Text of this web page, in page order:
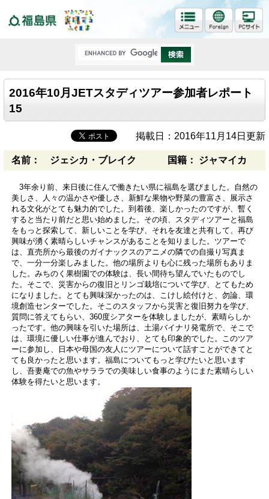
2016年10月JETスタディツアー参加者レポート
15
掲載日：2016年11月14日更新
名前： ジェシカ・ブレイク 国籍： ジャマイカ
3年余り前、来日後に住んで働きたい県に福島を選びました。自然の
美しさ、人々の温かさや優しさ、新鮮な果物や野菜の豊富さ、展示さ
れる文化がとても魅力的でした。到着後、楽しかったのですが、暫く
すると当たり前だと思い始めました。その頃、スタディツアーと福島
をもっと探索して、新しいことを学び、それを友達と共有して、再び
興味が湧く素晴らしいチャンスがあることを知りました。ツアーで
は、直売所から最後のガイナックスのアニメの隣での自撮り写真ま
で、一分一分楽しみました。他の場所よりも心に残った場所もありま
した。みちのく果樹園での体験は、長い間待ち望んでいたものでし
た。そこで、災害からの復旧とリンゴ栽培について学び、とてもため
になりました。とても興味深かったのは、こけし絵付けと、勿論、環
境創造センターでした。そこのスタッフから災害と復旧努力を学び、
質問に答えてもらい、360度シアターを体験しましたが、素晴らしか
ったです。他の興味を引いた場所は、土湯バイナリ発電所で、そこで
は、環境に優しい仕事が進んでおり、とても印象的でした。このツア
ーに参加し、日本や母国の友人にツアーについて話すことができてと
ても良かったと思います。福島についてもっと学びたいと思います
し、吾妻庵での魚やサララでの美味しい食事のようにまた素晴らしい
体験を得たいと思います。